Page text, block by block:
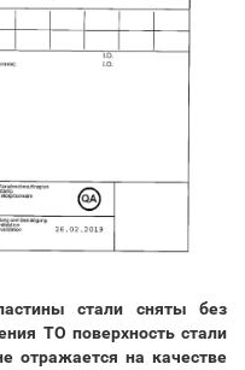
стали сняты без
ТО поверхность стали
отражается на качестве